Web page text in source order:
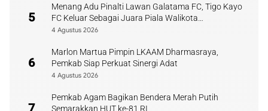
5
Menang Adu Pinalti Lawan Galatama FC, Tigo Kayo
FC Keluar Sebagai Juara Piala Walikota
Payakumbuh
4 Agustus 2026
6
Marlon Martua Pimpin LKAAM Dharmasraya,
Pemkab Siap Perkuat Sinergi Adat
4 Agustus 2026
7
Pemkab Agam Bagikan Bendera Merah Putih
Semarakkan HUT ke-81 RI